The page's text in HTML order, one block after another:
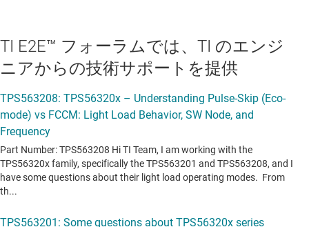
TI E2E™ フォーラムでは、TI のエンジ
ニアからの技術サポートを提供